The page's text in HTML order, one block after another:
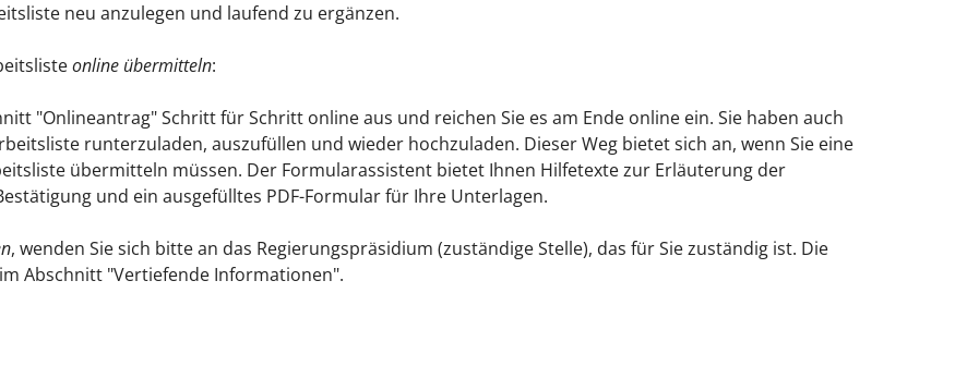
neu anzulegen und laufend zu ergänzen.
online übermitteln:
"Onlineantrag" Schritt für Schritt online aus und reichen Sie es am Ende online ein. Sie haben auch
runterzuladen, auszufüllen und wieder hochzuladen. Dieser Weg bietet sich an, wenn Sie eine
übermitteln müssen. Der Formularassistent bietet Ihnen Hilfetexte zur Erläuterung der
und ein ausgefülltes PDF-Formular für Ihre Unterlagen.
, wenden Sie sich bitte an das Regierungspräsidium (zuständige Stelle), das für Sie zuständig ist. Die
Abschnitt "Vertiefende Informationen".